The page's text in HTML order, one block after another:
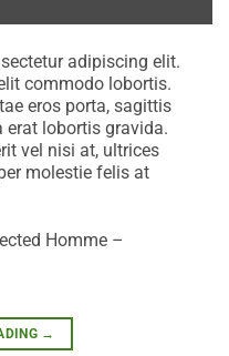
adipiscing elit.
commodo lobortis.
eros porta, sagittis
erat lobortis gravida.
vel nisi at, ultrices
molestie felis at
Homme –
→